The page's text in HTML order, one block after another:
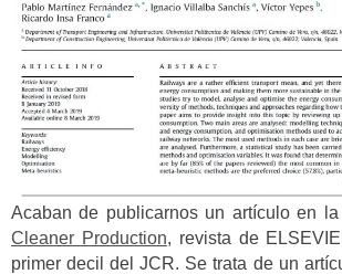
Acaban de publicarnos un artículo en la
Cleaner Production, revista de
primer decil del JCR. Se trata de un